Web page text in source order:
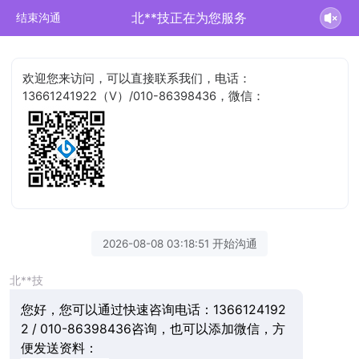
结束沟通 北**技正在为您服务
欢迎您来访问，可以直接联系我们，电话：
13661241922（V）/010-86398436，微信：
2026-08-08 03:18:51 开始沟通
北**技
您好，您可以通过快速咨询电话：1366124192
2 / 010-86398436咨询，也可以添加微信，方
便发送资料：